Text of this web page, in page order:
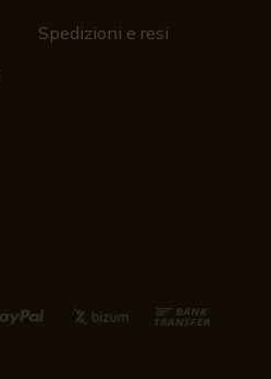
Spedizioni e resi